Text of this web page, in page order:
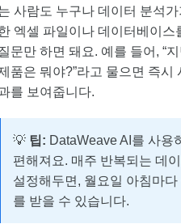
사람도 누구나 데이터 분석
엑셀 파일이나 데이터베이스
문만 하면 돼요. 예를 들어, “
품은 뭐야?”라고 물으면 즉시
를 보여줍니다.
💡 팁: DataWeave AI를 사용
편해져요. 매주 반복되는 데
설정해두면, 월요일 아침마
를 받을 수 있습니다.